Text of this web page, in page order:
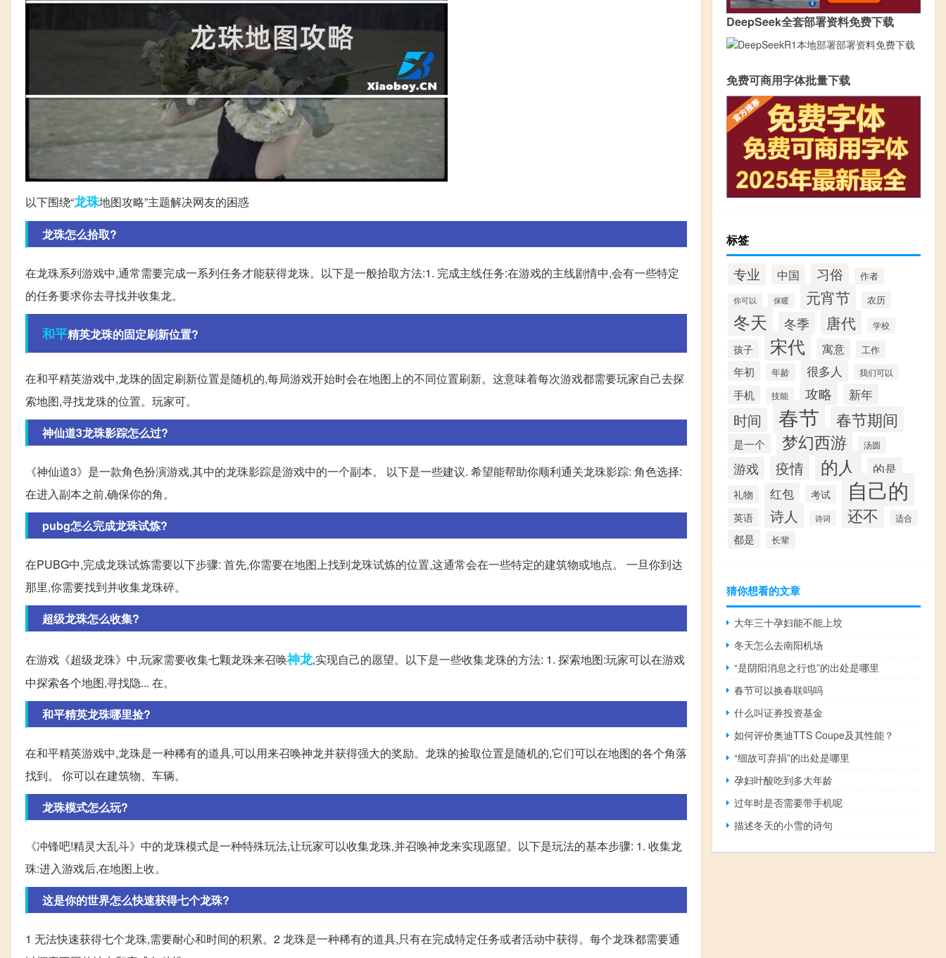
以下围绕“龙珠地图攻略”主题解决网友的困惑
龙珠怎么拾取?
在龙珠系列游戏中,通常需要完成一系列任务才能获得龙珠。以下是一般拾取方法:1. 完成主线任务:在游戏的主线剧情中,会有一些特定
的任务要求你去寻找并收集龙。
和平精英龙珠的固定刷新位置?
在和平精英游戏中,龙珠的固定刷新位置是随机的,每局游戏开始时会在地图上的不同位置刷新。这意味着每次游戏都需要玩家自己去探
索地图,寻找龙珠的位置。玩家可。
神仙道3龙珠影踪怎么过?
《神仙道3》是一款角色扮演游戏,其中的龙珠影踪是游戏中的一个副本。 以下是一些建议. 希望能帮助你顺利通关龙珠影踪: 角色选择:
在进入副本之前,确保你的角。
pubg怎么完成龙珠试炼?
在PUBG中,完成龙珠试炼需要以下步骤: 首先,你需要在地图上找到龙珠试炼的位置,这通常会在一些特定的建筑物或地点。 一旦你到达
那里,你需要找到并收集龙珠碎。
超级龙珠怎么收集?
在游戏《超级龙珠》中,玩家需要收集七颗龙珠来召唤神龙,实现自己的愿望。以下是一些收集龙珠的方法: 1. 探索地图:玩家可以在游戏
中探索各个地图,寻找隐... 在。
和平精英龙珠哪里捡?
在和平精英游戏中,龙珠是一种稀有的道具,可以用来召唤神龙并获得强大的奖励。龙珠的捡取位置是随机的,它们可以在地图的各个角落
找到。 你可以在建筑物、车辆。
龙珠模式怎么玩?
《冲锋吧!精灵大乱斗》中的龙珠模式是一种特殊玩法,让玩家可以收集龙珠,并召唤神龙来实现愿望。以下是玩法的基本步骤: 1. 收集龙
珠:进入游戏后,在地图上收。
这是你的世界怎么快速获得七个龙珠?
1 无法快速获得七个龙珠,需要耐心和时间的积累。2 龙珠是一种稀有的道具,只有在完成特定任务或者活动中获得。每个龙珠都需要通
DeepSeek全套部署资料免费下载
免费可商用字体批量下载
标签
专业 中国 习俗 作者
你可以 保暖 元宵节 农历
冬天 冬季 唐代 学校
孩子 宋代 寓意 工作
年初 年龄 很多人 我们可以
手机 技能 攻略 新年
时间 春节 春节期间
是一个 梦幻西游 汤圆
游戏 疫情 的人 的是
礼物 红包 考试 自己的
英语 诗人 诗词 还不 适合
都是 长辈
猜你想看的文章
大年三十孕妇能不能上坟
冬天怎么去南阳机场
“是阴阳消息之行也”的出处是哪里
春节可以换春联吗吗
什么叫证券投资基金
如何评价奥迪TTS Coupe及其性能？
“细故可弃捐”的出处是哪里
孕妇叶酸吃到多大年龄
过年时是否需要带手机呢
描述冬天的小雪的诗句